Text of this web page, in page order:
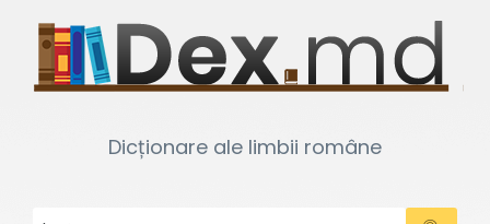
Dicționare ale limbii române